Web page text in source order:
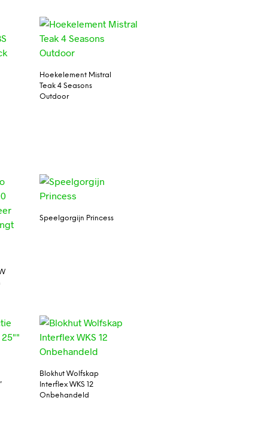
Hoekelement Mistral
Teak 4 Seasons
Outdoor
Speelgorgijn Princess
Blokhut Wolfskap
Interflex WKS 12
Onbehandeld